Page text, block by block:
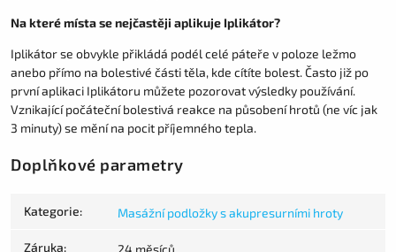
Na které místa se nejčastěji aplikuje Iplikátor?
Iplikátor se obvykle přikládá podél celé páteře v poloze ležmo
anebo přímo na bolestivé části těla, kde cítíte bolest. Často již po
první aplikaci Iplikátoru můžete pozorovat výsledky používání.
Vznikající počáteční bolestivá reakce na působení hrotů (ne víc jak
3 minuty) se mění na pocit příjemného tepla.
Doplňkové parametry
Kategorie: Masážní podložky s akupresurními hroty
Záruka: